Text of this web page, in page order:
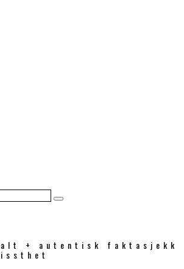
+ autentisk faktasjekk